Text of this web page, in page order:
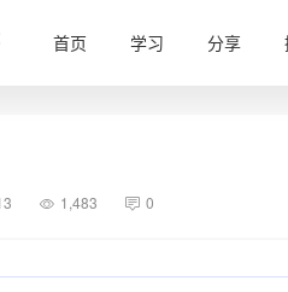
首页 学习 分享
1,483 0